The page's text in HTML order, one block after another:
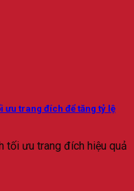
ưu trang đích để tăng tỷ lệ
tối ưu trang đích hiệu quả